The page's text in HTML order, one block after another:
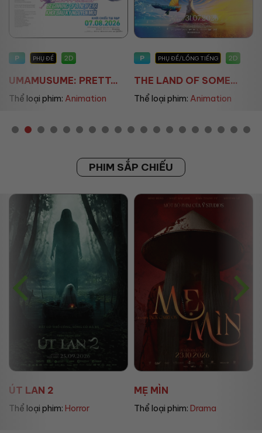
P PHỤ ĐỀ 2D
UMAMUSUME: PRETT...
Thể loại phim: Animation
P PHỤ ĐỀ/LỒNG TIẾNG 2D
THE LAND OF SOME...
Thể loại phim: Animation
PHIM SẮP CHIẾU
ÚT LAN 2
Thể loại phim: Horror
MẸ MÌN
Thể loại phim: Drama